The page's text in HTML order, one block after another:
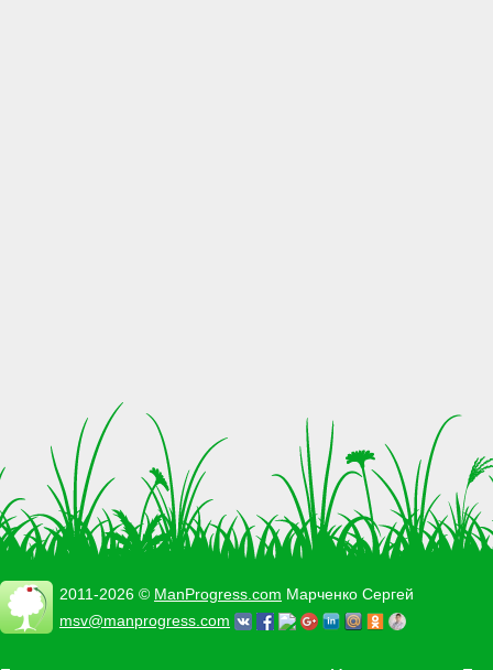
2011-2026 © ManProgress.com Марченко Сергей
msv@manprogress.com